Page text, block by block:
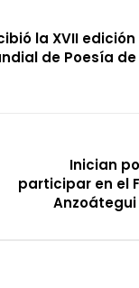
la XVII edición
de Poesía de
Inician
participar en el
Anzoátegui